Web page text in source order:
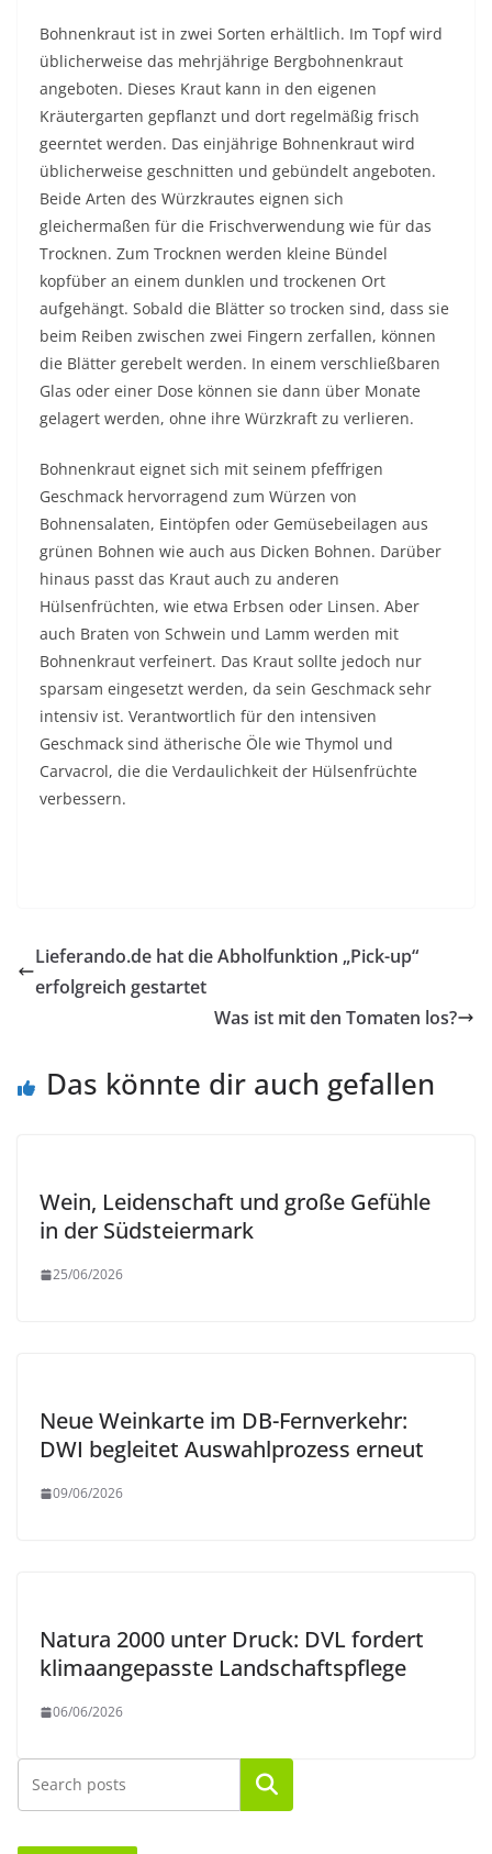
Bohnenkraut ist in zwei Sorten erhältlich. Im Topf wird
üblicherweise das mehrjährige Bergbohnenkraut
angeboten. Dieses Kraut kann in den eigenen
Kräutergarten gepflanzt und dort regelmäßig frisch
geerntet werden. Das einjährige Bohnenkraut wird
üblicherweise geschnitten und gebündelt angeboten.
Beide Arten des Würzkrautes eignen sich
gleichermaßen für die Frischverwendung wie für das
Trocknen. Zum Trocknen werden kleine Bündel
kopfüber an einem dunklen und trockenen Ort
aufgehängt. Sobald die Blätter so trocken sind, dass sie
beim Reiben zwischen zwei Fingern zerfallen, können
die Blätter gerebelt werden. In einem verschließbaren
Glas oder einer Dose können sie dann über Monate
gelagert werden, ohne ihre Würzkraft zu verlieren.
Bohnenkraut eignet sich mit seinem pfeffrigen
Geschmack hervorragend zum Würzen von
Bohnensalaten, Eintöpfen oder Gemüsebeilagen aus
grünen Bohnen wie auch aus Dicken Bohnen. Darüber
hinaus passt das Kraut auch zu anderen
Hülsenfrüchten, wie etwa Erbsen oder Linsen. Aber
auch Braten von Schwein und Lamm werden mit
Bohnenkraut verfeinert. Das Kraut sollte jedoch nur
sparsam eingesetzt werden, da sein Geschmack sehr
intensiv ist. Verantwortlich für den intensiven
Geschmack sind ätherische Öle wie Thymol und
Carvacrol, die die Verdaulichkeit der Hülsenfrüchte
verbessern.
Lieferando.de hat die Abholfunktion „Pick-up“
erfolgreich gestartet
Was ist mit den Tomaten los?
Das könnte dir auch gefallen
Wein, Leidenschaft und große Gefühle
in der Südsteiermark
25/06/2026
Neue Weinkarte im DB-Fernverkehr:
DWI begleitet Auswahlprozess erneut
09/06/2026
Natura 2000 unter Druck: DVL fordert
klimaangepasste Landschaftspflege
06/06/2026
Suchen